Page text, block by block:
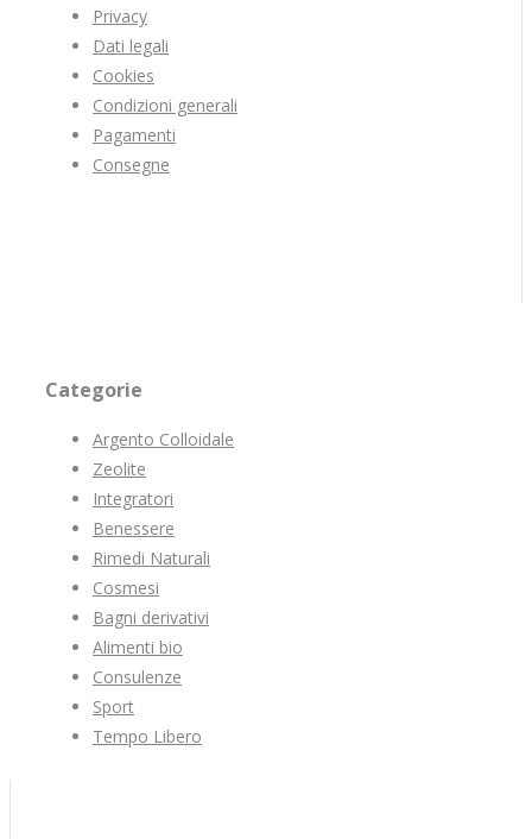
Privacy
Dati legali
Cookies
Condizioni generali
Pagamenti
Consegne
Categorie
Argento Colloidale
Zeolite
Integratori
Benessere
Rimedi Naturali
Cosmesi
Bagni derivativi
Alimenti bio
Consulenze
Sport
Tempo Libero